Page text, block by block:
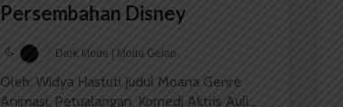
Persembahan Disney
Dark Mode | Moda Gelap
Oleh: Widya Hastuti Judul Moana Genre
Animasi, Petualangan, Komedi Aktris Auli...